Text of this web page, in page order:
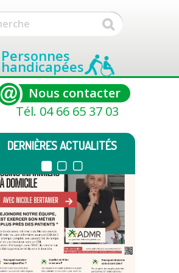
Personnes
handicapées
Nous contacter
Tél. 04 66 65 37 03
DERNIÈRES ACTUALITÉS